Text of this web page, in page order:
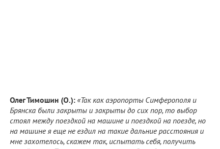
Олег Тимошин (О.): «Так как аэропорты Симферополя и
Брянска были закрыты и закрыты до сих пор, то выбор
стоял между поездкой на машине и поездкой на поезде, но
на машине я еще не ездил на такие дальние расстояния и
мне захотелось, скажем так, испытать себя, получить